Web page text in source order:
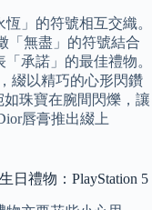
」的符號相互交織。
「無盡」的符號結合
承諾」的最佳禮物。
綴以精巧的心形閃鑽
如珠寶在腕間閃爍，讓
唇膏推出綴上
日禮物：PlayStation 5